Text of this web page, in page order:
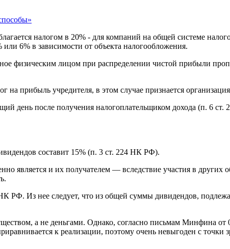
налогом в 20% - для компаний на общей системе
6% в зависимости от объекта налогообложения.
физическим лицом при распределении чистой прибыли
на прибыль учредителя, в этом случае признается
день после получения налогоплательщиком дохода (п. 6
составит 15% (п. 3 ст. 224 НК РФ).
является и их получателем — вследствие участия в
РФ. Из нее следует, что из общей суммы дивидендов,
а не деньгами. Однако, согласно письмам Минфина от
к реализации, поэтому очень невыгоден с точки